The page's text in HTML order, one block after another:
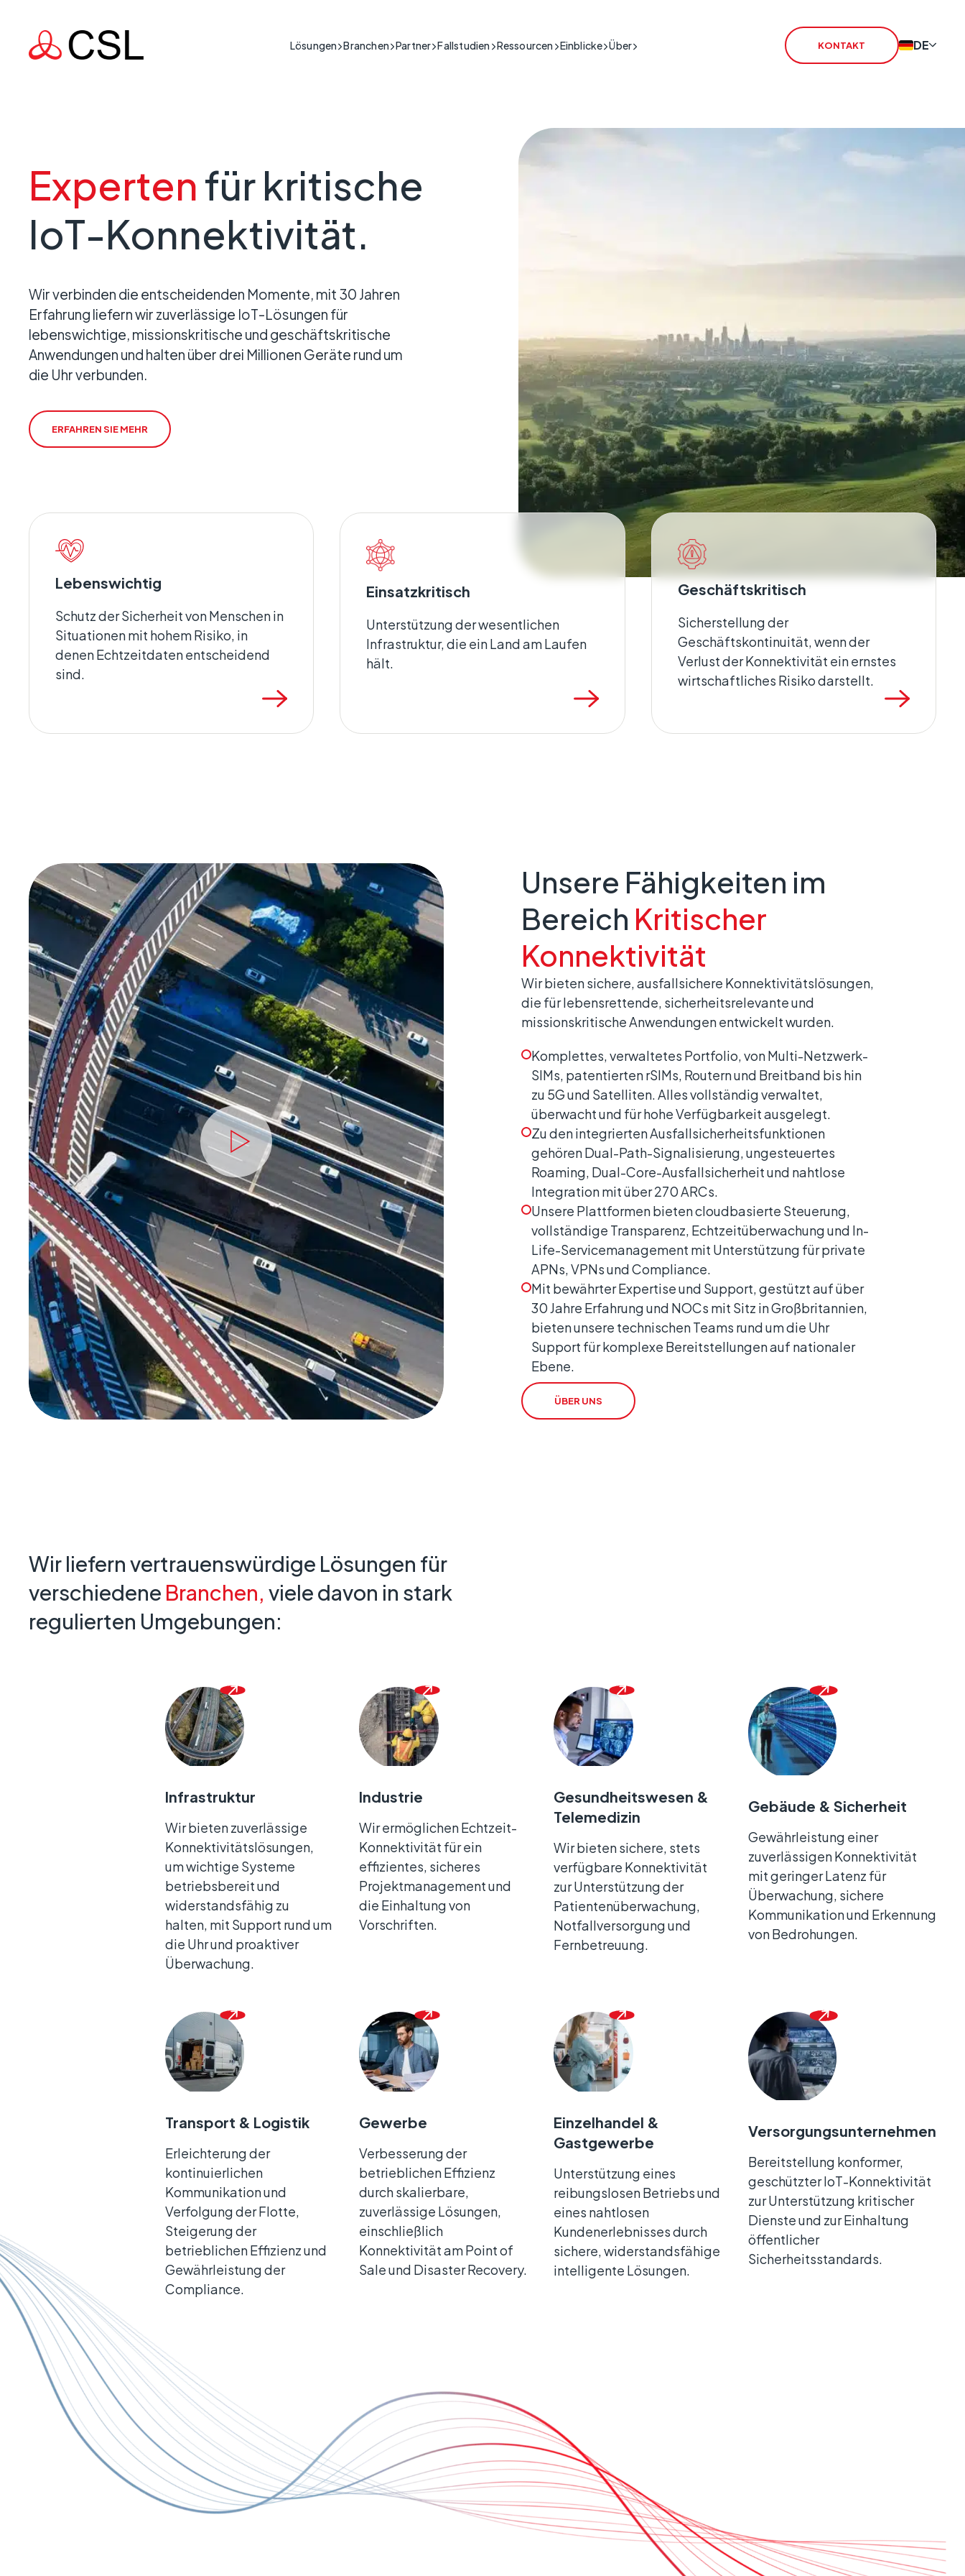
Lösungen
Einsatzkritisch
Land am Laufen hält.
Sicherstellung der Geschäftskontinuität, wenn der
Verlust der Konnektivität ein ernsthaftes
wirtschaftliches Risiko darstellt.
Verteilte Standorte verbunden halten, wo immer sie tätig
Brandschutz und Sicherheit
Branchen
Resilientes IoT für kritische nationale Infrastruktur.
Einzelhandel & Gastgewerbe
Transport & Logistik
IoT-Konnektivität für Transport und Logistik.
Versorgungsunternehmen
IoT-Konnektivität für die Öffentlicher Sektor.
Partner Fallstudien Ressourcen Einblicke Über KONTAKT DE
Expertenfür kritische
IoT-Konnektivität.
Wir verbinden die entscheidenden Momente, mit 30 Jahren
Erfahrung liefern wir zuverlässige IoT-Lösungen für
lebenswichtige, missionskritische und geschäftskritische
Anwendungen und halten über drei Millionen Geräte rund um
die Uhr verbunden.
ERFAHREN SIE MEHR
Lebenswichtig
Schutz der Sicherheit von Menschen in
Situationen mit hohem Risiko, in
denen Echtzeitdaten entscheidend
sind.
Einsatzkritisch
Unterstützung der wesentlichen
Infrastruktur, die ein Land am Laufen
hält.
Geschäftskritisch
Sicherstellung der
Geschäftskontinuität, wenn der
Verlust der Konnektivität ein ernstes
wirtschaftliches Risiko darstellt.
Unsere Fähigkeiten im
Bereich Kritischer
Konnektivität
Wir bieten sichere, ausfallsichere Konnektivitätslösungen,
die für lebensrettende, sicherheitsrelevante und
missionskritische Anwendungen entwickelt wurden.
Komplettes, verwaltetes Portfolio, von Multi-Netzwerk-
SIMs, patentierten rSIMs, Routern und Breitband bis hin
zu 5G und Satelliten. Alles vollständig verwaltet,
überwacht und für hohe Verfügbarkeit ausgelegt.
Zu den integrierten Ausfallsicherheitsfunktionen
gehören Dual-Path-Signalisierung, ungesteuertes
Roaming, Dual-Core-Ausfallsicherheit und nahtlose
Integration mit über 270 ARCs.
Unsere Plattformen bieten cloudbasierte Steuerung,
vollständige Transparenz, Echtzeitüberwachung und In-
Life-Servicemanagement mit Unterstützung für private
APNs, VPNs und Compliance.
Mit bewährter Expertise und Support, gestützt auf über
30 Jahre Erfahrung und NOCs mit Sitz in Großbritannien,
bieten unsere technischen Teams rund um die Uhr
Support für komplexe Bereitstellungen auf nationaler
Ebene.
ÜBER UNS
Wir liefern vertrauenswürdige Lösungen für
verschiedene Branchen, viele davon in stark
regulierten Umgebungen:
Infrastruktur
Wir bieten zuverlässige
Konnektivitätslösungen,
um wichtige Systeme
betriebsbereit und
widerstandsfähig zu
halten, mit Support rund um
die Uhr und proaktiver
Überwachung.
Industrie
Wir ermöglichen Echtzeit-
Konnektivität für ein
effizientes, sicheres
Projektmanagement und
die Einhaltung von
Vorschriften.
Gesundheitswesen &
Telemedizin
Wir bieten sichere, stets
verfügbare Konnektivität
zur Unterstützung der
Patientenüberwachung,
Notfallversorgung und
Fernbetreuung.
Gebäude & Sicherheit
Gewährleistung einer
zuverlässigen Konnektivität
mit geringer Latenz für
Überwachung, sichere
Kommunikation und Erkennung
von Bedrohungen.
Transport & Logistik
Erleichterung der
kontinuierlichen
Kommunikation und
Verfolgung der Flotte,
Steigerung der
betrieblichen Effizienz und
Gewährleistung der
Compliance.
Gewerbe
Verbesserung der
betrieblichen Effizienz
durch skalierbare,
zuverlässige Lösungen,
einschließlich
Konnektivität am Point of
Sale und Disaster Recovery.
Einzelhandel &
Gastgewerbe
Unterstützung eines
reibungslosen Betriebs und
eines nahtlosen
Kundenerlebnisses durch
sichere, widerstandsfähige
intelligente Lösungen.
Versorgungsunternehmen
Bereitstellung konformer,
geschützter IoT-Konnektivität
zur Unterstützung kritischer
Dienste und zur Einhaltung
öffentlicher
Sicherheitsstandards.